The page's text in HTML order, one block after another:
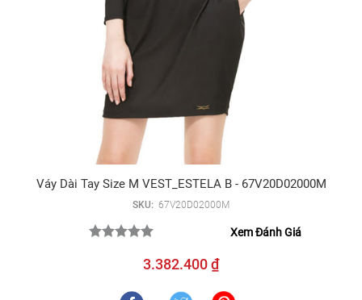
Váy Dài Tay Size M VEST_ESTELA B - 67V20D02000M
SKU: 67V20D02000M
Xem Đánh Giá
3.382.400 ₫